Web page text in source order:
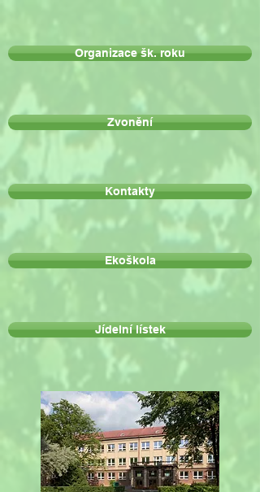
Organizace šk. roku
Zvonění
Kontakty
Ekoškola
Jídelní lístek